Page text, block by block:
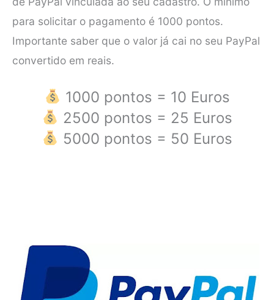
para solicitar o pagamento é 1000 pontos.
Importante saber que o valor já cai no seu PayPal
convertido em reais.
1000 pontos = 10 Euros
2500 pontos = 25 Euros
5000 pontos = 50 Euros